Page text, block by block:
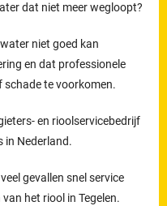
dat niet meer wegloopt?
niet goed kan
en dat professionele
schade te voorkomen.
en rioolservicebedrijf
in Nederland.
gevallen snel service
het riool in Tegelen.